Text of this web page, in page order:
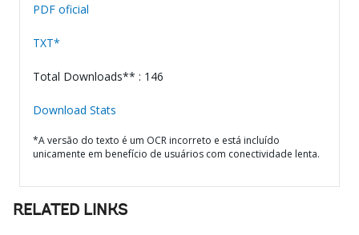
PDF oficial
TXT*
Total Downloads** : 146
Download Stats
*A versão do texto é um OCR incorreto e está incluído
unicamente em benefício de usuários com conectividade lenta.
RELATED LINKS